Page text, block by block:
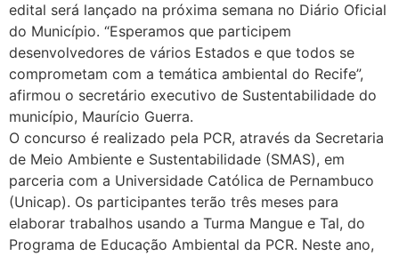
edital será lançado na próxima semana no Diário Oficial
do Município. “Esperamos que participem
desenvolvedores de vários Estados e que todos se
comprometam com a temática ambiental do Recife”,
afirmou o secretário executivo de Sustentabilidade do
município, Maurício Guerra.
O concurso é realizado pela PCR, através da Secretaria
de Meio Ambiente e Sustentabilidade (SMAS), em
parceria com a Universidade Católica de Pernambuco
(Unicap). Os participantes terão três meses para
elaborar trabalhos usando a Turma Mangue e Tal, do
Programa de Educação Ambiental da PCR. Neste ano,